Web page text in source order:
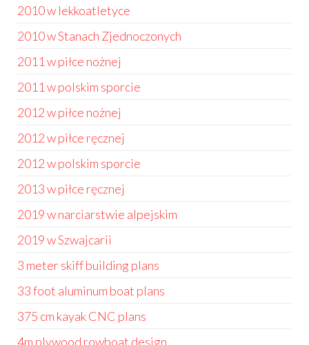
2010 w lekkoatletyce
2010 w Stanach Zjednoczonych
2011 w piłce nożnej
2011 w polskim sporcie
2012 w piłce nożnej
2012 w piłce ręcznej
2012 w polskim sporcie
2013 w piłce ręcznej
2019 w narciarstwie alpejskim
2019 w Szwajcarii
3 meter skiff building plans
33 foot aluminum boat plans
375 cm kayak CNC plans
4m plywood rowboat design